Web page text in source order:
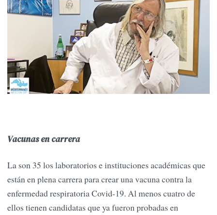
Vacunas en carrera
La son 35 los laboratorios e instituciones académicas que
están en plena carrera para crear una vacuna contra la
enfermedad respiratoria Covid-19. Al menos cuatro de
ellos tienen candidatas que ya fueron probadas en